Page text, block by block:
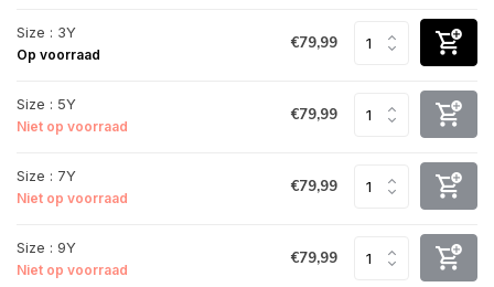
Size : 3Y
Op voorraad
€79,99
Size : 5Y
Niet op voorraad
€79,99
Size : 7Y
Niet op voorraad
€79,99
Size : 9Y
Niet op voorraad
€79,99